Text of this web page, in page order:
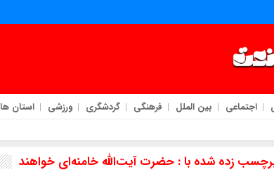
اجتماعی بین الملل فرهنگی گردشگری ورزشی استان ها
زده شده با : حضرت آیت‌الله خامنه‌ای خواهند